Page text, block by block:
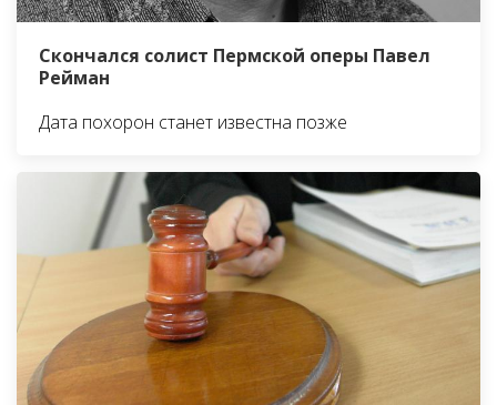
Скончался солист Пермской оперы Павел
Рейман
Дата похорон станет известна позже